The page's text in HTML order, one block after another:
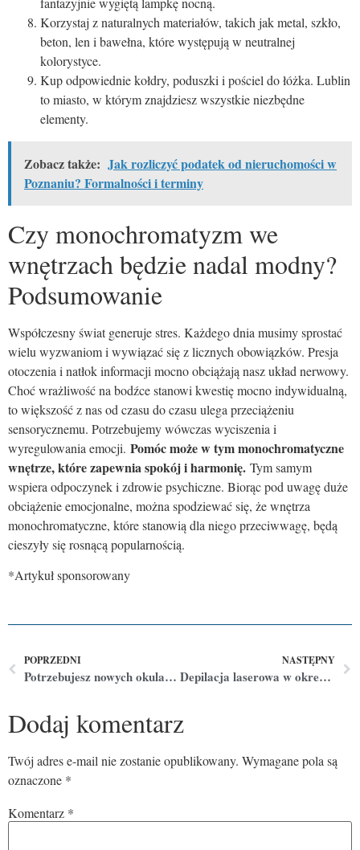
Korzystaj z naturalnych materiałów, takich jak metal, szkło,
beton, len i bawełna, które występują w neutralnej
kolorystyce.
Kup odpowiednie kołdry, poduszki i pościel do łóżka. Lublin
to miasto, w którym znajdziesz wszystkie niezbędne
elementy.
Zobacz także: Jak rozliczyć podatek od nieruchomości w
Poznaniu? Formalności i terminy
Czy monochromatyzm we
wnętrzach będzie nadal modny?
Podsumowanie
Współczesny świat generuje stres. Każdego dnia musimy sprostać
wielu wyzwaniom i wywiązać się z licznych obowiązków. Presja
otoczenia i natłok informacji mocno obciążają nasz układ nerwowy.
Choć wrażliwość na bodźce stanowi kwestię mocno indywidualną,
to większość z nas od czasu do czasu ulega przeciążeniu
sensorycznemu. Potrzebujemy wówczas wyciszenia i
wyregulowania emocji. Pomóc może w tym monochromatyczne
wnętrze, które zapewnia spokój i harmonię. Tym samym
wspiera odpoczynek i zdrowie psychiczne. Biorąc pod uwagę duże
obciążenie emocjonalne, można spodziewać się, że wnętrza
monochromatyczne, które stanowią dla niego przeciwwagę, będą
cieszyły się rosnącą popularnością.
*Artykuł sponsorowany
POPRZEDNI
Potrzebujesz nowych okularów? Skorzystaj z porady specjalisty!
NASTĘPNY
Depilacja laserowa w okresie zimowym – dlaczego warto?
Dodaj komentarz
Twój adres e-mail nie zostanie opublikowany. Wymagane pola są
oznaczone *
Komentarz *